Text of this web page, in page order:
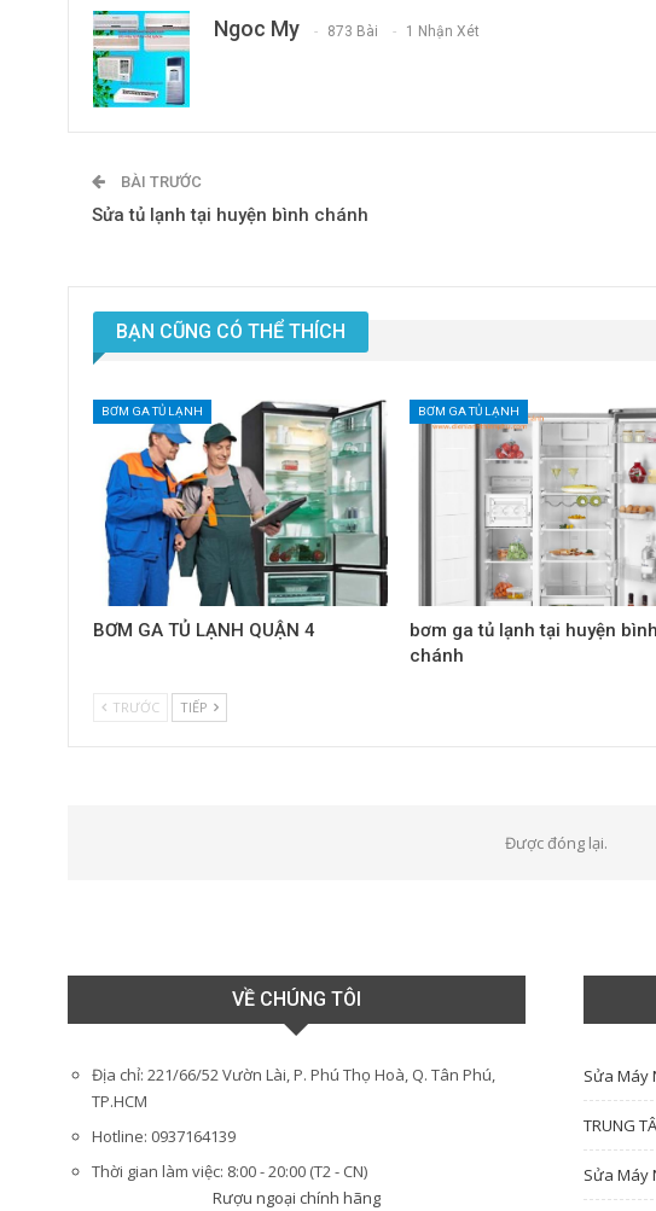
Ngoc My 873 Bài 1 Nhận Xét
BÀI TRƯỚC
Sửa tủ lạnh tại huyện bình chánh
BẠN CŨNG CÓ THỂ THÍCH
BƠM GA TỦ LẠNH
BƠM GA TỦ LẠNH QUẬN 4
BƠM GA TỦ LẠNH
bơm ga tủ lạnh tại huyện bình
chánh
TRƯỚC TIẾP
Được đóng lại.
VỀ CHÚNG TÔI
Địa chỉ: 221/66/52 Vườn Lài, P. Phú Thọ Hoà, Q. Tân Phú,
TP.HCM
Hotline: 0937164139
Thời gian làm việc: 8:00 - 20:00 (T2 - CN)
Rượu ngoại chính hãng
Sửa Máy
TRUNG
Sửa Máy